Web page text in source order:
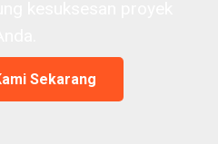
Sekarang